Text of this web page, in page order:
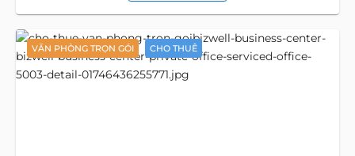
VĂN PHÒNG TRỌN GÓI CHO THUÊ